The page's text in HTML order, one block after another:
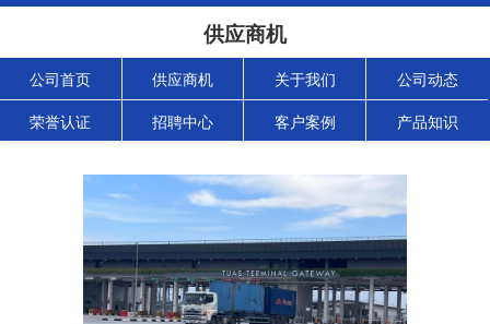
供应商机
公司首页 供应商机 关于我们 公司动态
荣誉认证 招聘中心 客户案例 产品知识